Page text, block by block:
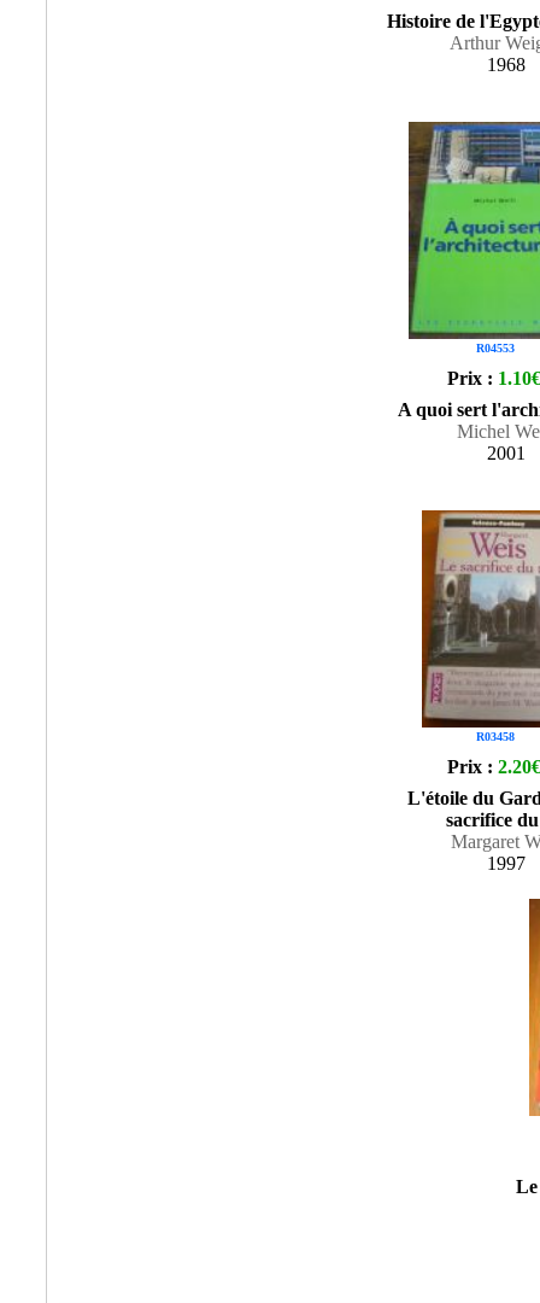
Histoire de
Arthur
1968
R04553
Prix : 1.10€
A quoi sert
Michel
2001
R03458
Prix : 2.20€
L'étoile du
sacrifice
Margaret
1997
Le